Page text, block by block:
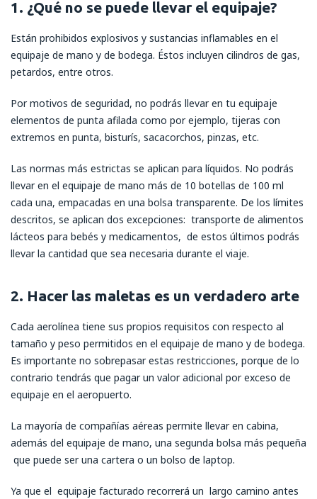
1. ¿Qué no se puede llevar el equipaje?
Están prohibidos explosivos y sustancias inflamables en el
equipaje de mano y de bodega. Éstos incluyen cilindros de gas,
petardos, entre otros.
Por motivos de seguridad, no podrás llevar en tu equipaje
elementos de punta afilada como por ejemplo, tijeras con
extremos en punta, bisturís, sacacorchos, pinzas, etc.
Las normas más estrictas se aplican para líquidos. No podrás
llevar en el equipaje de mano más de 10 botellas de 100 ml
cada una, empacadas en una bolsa transparente. De los límites
descritos, se aplican dos excepciones: transporte de alimentos
lácteos para bebés y medicamentos, de estos últimos podrás
llevar la cantidad que sea necesaria durante el viaje.
2. Hacer las maletas es un verdadero arte
Cada aerolínea tiene sus propios requisitos con respecto al
tamaño y peso permitidos en el equipaje de mano y de bodega.
Es importante no sobrepasar estas restricciones, porque de lo
contrario tendrás que pagar un valor adicional por exceso de
equipaje en el aeropuerto.
La mayoría de compañías aéreas permite llevar en cabina,
además del equipaje de mano, una segunda bolsa más pequeña
que puede ser una cartera o un bolso de laptop.
Ya que el equipaje facturado recorrerá un largo camino antes